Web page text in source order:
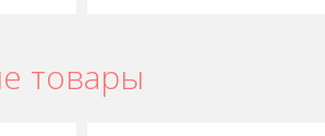
товары